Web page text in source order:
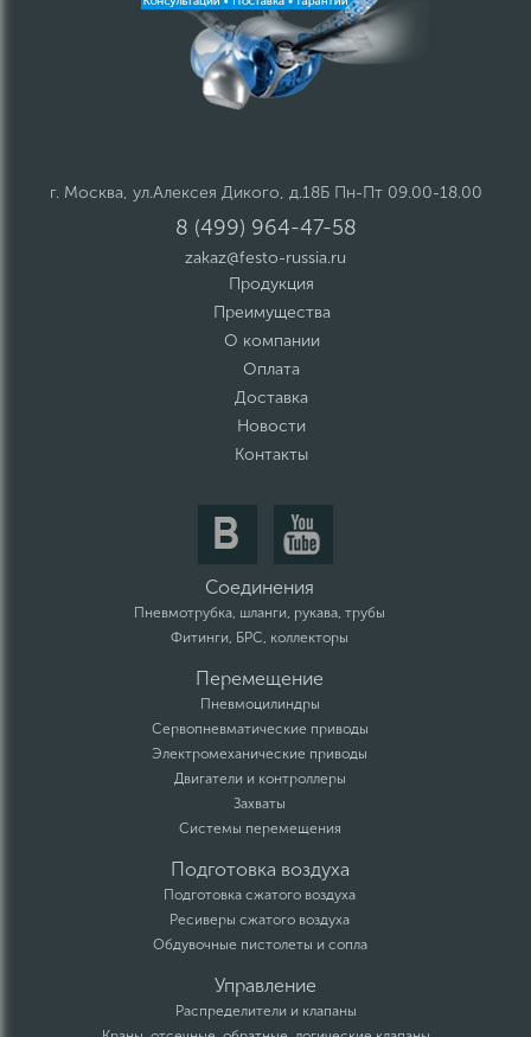
г. Москва, ул.Алексея Дикого, д.18Б Пн-Пт 09.00-18.00
8 (499) 964-47-58
zakaz@festo-russia.ru
Продукция
Преимущества
О компании
Оплата
Доставка
Новости
Контакты
Соединения
Пневмотрубка, шланги, рукава, трубы
Фитинги, БРС, коллекторы
Перемещение
Пневмоцилиндры
Сервопневматические приводы
Электромеханические приводы
Двигатели и контроллеры
Захваты
Системы перемещения
Подготовка воздуха
Подготовка сжатого воздуха
Ресиверы сжатого воздуха
Обдувочные пистолеты и сопла
Управление
Распределители и клапаны